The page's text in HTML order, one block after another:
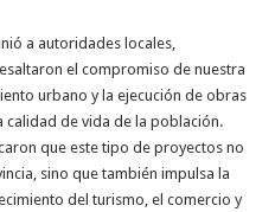
a autoridades locales,
el compromiso de nuestra
urbano y la ejecución de obras
de vida de la población.
que este tipo de proyectos no
sino que también impulsa la
del turismo, el comercio y